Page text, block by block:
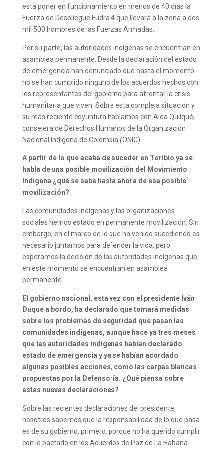
está poner en funcionamiento en menos de 40 días la
Fuerza de Despliegue Fudra 4 que llevará a la zona a dos
mil 500 hombres de las Fuerzas Armadas.
Por su parte, las autoridades indígenas se encuentran en
asamblea permanente. Desde la declaración del estado
de emergencia han denunciado que hasta el momento
no se han cumplido ninguno de los acuerdos hechos con
los representantes del gobierno para afrontar la crisis
humanitaria que viven. Sobre esta compleja situación y
su más reciente coyuntura hablamos con Aida Quilqué,
consejera de Derechos Humanos de la Organización
Nacional Indígena de Colombia (ONIC).
A partir de lo que acaba de suceder en Toribío ya se
habla de una posible movilización del Movimiento
Indígena ¿qué se sabe hasta ahora de esa posible
movilización?
Las comunidades indígenas y las organizaciones
sociales hemos estado en permanente movilización. Sin
embargo, en el marco de lo que ha venido sucediendo es
necesario juntarnos para defender la vida, pero
esperamos la decisión de las autoridades indígenas que
en este momento se encuentran en asamblea
permanente.
El gobierno nacional, esta vez con el presidente Iván
Duque a bordo, ha declarado que tomará medidas
sobre los problemas de seguridad que pasan las
comunidades indígenas, aunque hace ya tres meses
que las autoridades indígenas habían declarado
estado de emergencia y ya se habían acordado
algunas posibles acciones, como las carpas blancas
propuestas por la Defensoría. ¿Qué piensa sobre
estas nuevas declaraciones?
Sobre las recientes declaraciones del presidente,
nosotros sabemos que la responsabilidad de lo que pasa
es de su gobierno: primero, porque no ha querido cumplir
con lo pactado en los Acuerdos de Paz de La Habana.